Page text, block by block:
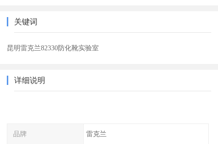
关键词
昆明雷克兰82330防化靴实验室
详细说明
品牌 雷克兰